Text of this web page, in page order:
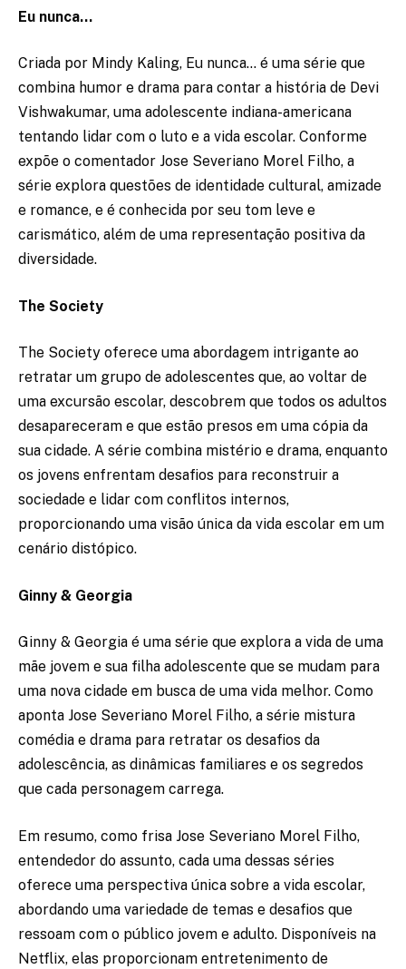
Eu nunca…
Criada por Mindy Kaling, Eu nunca… é uma série que
combina humor e drama para contar a história de Devi
Vishwakumar, uma adolescente indiana-americana
tentando lidar com o luto e a vida escolar. Conforme
expõe o comentador Jose Severiano Morel Filho, a
série explora questões de identidade cultural, amizade
e romance, e é conhecida por seu tom leve e
carismático, além de uma representação positiva da
diversidade.
The Society
The Society oferece uma abordagem intrigante ao
retratar um grupo de adolescentes que, ao voltar de
uma excursão escolar, descobrem que todos os adultos
desapareceram e que estão presos em uma cópia da
sua cidade. A série combina mistério e drama, enquanto
os jovens enfrentam desafios para reconstruir a
sociedade e lidar com conflitos internos,
proporcionando uma visão única da vida escolar em um
cenário distópico.
Ginny & Georgia
Ginny & Georgia é uma série que explora a vida de uma
mãe jovem e sua filha adolescente que se mudam para
uma nova cidade em busca de uma vida melhor. Como
aponta Jose Severiano Morel Filho, a série mistura
comédia e drama para retratar os desafios da
adolescência, as dinâmicas familiares e os segredos
que cada personagem carrega.
Em resumo, como frisa Jose Severiano Morel Filho,
entendedor do assunto, cada uma dessas séries
oferece uma perspectiva única sobre a vida escolar,
abordando uma variedade de temas e desafios que
ressoam com o público jovem e adulto. Disponíveis na
Netflix, elas proporcionam entretenimento de